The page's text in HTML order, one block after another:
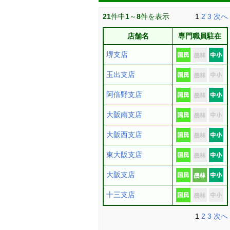
21件中1～8件を表示 1 2 3 次へ
店舗名 専門職員駐在
堺支店
玉出支店
阿倍野支店
大阪南支店
大阪西支店
東大阪支店
大阪支店
十三支店
1 2 3 次へ